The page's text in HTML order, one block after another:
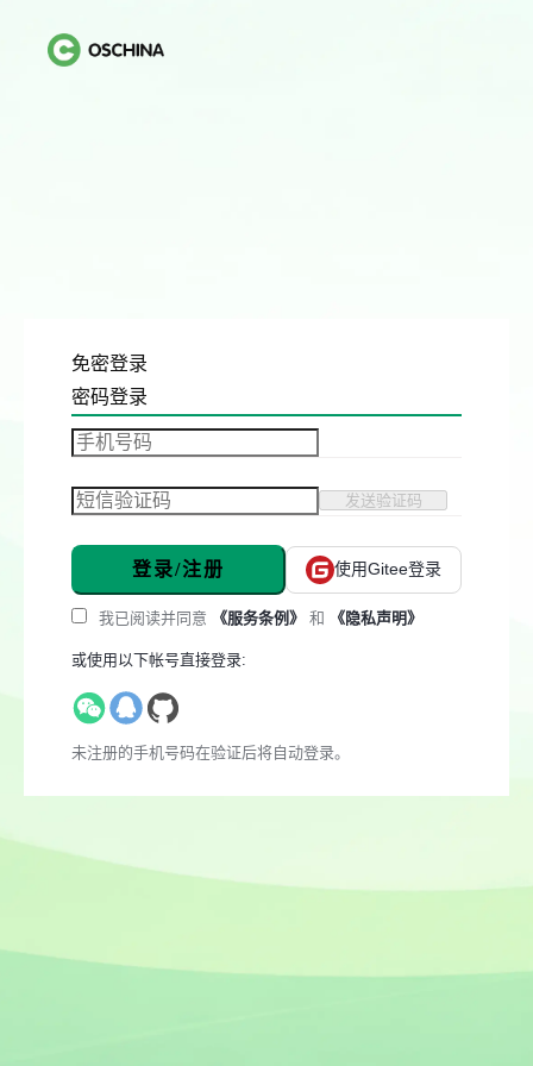
免密登录
密码登录
发送验证码
登录/注册 使用Gitee登录
我已阅读并同意 《服务条例》 和 《隐私声明》
或使用以下帐号直接登录:
未注册的手机号码在验证后将自动登录。